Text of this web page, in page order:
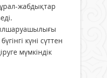
жабдықтар
күні сүттен
мүмкіндік